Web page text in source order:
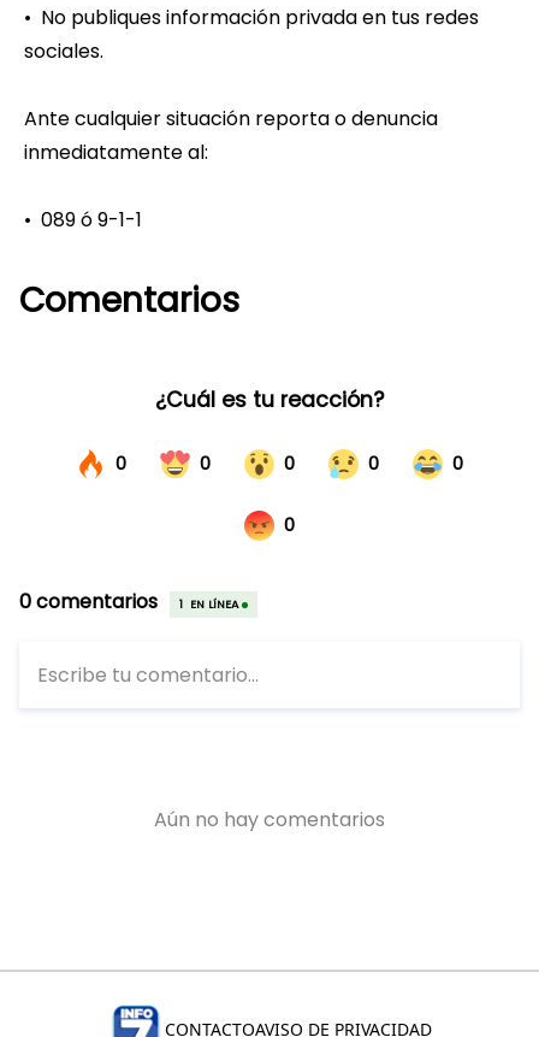
• No publiques información privada en tus redes
sociales.
Ante cualquier situación reporta o denuncia
inmediatamente al:
• 089 ó 9-1-1
Comentarios
CONTACTOAVISO DE PRIVACIDAD